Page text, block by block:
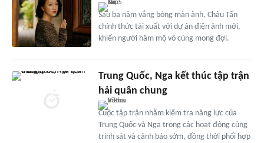
Sau ba năm vắng bóng màn ảnh, Châu Tấn
chính thức tái xuất với dự án điện ảnh mới,
khiến người hâm mộ vô cùng mong đợi.
Trung Quốc, Nga kết thúc tập trận
hải quân chung
Cuộc tập trận nhằm kiểm tra năng lực của
Trung Quốc và Nga trong các hoạt động cùng
trinh sát và cảnh báo sớm, đồng thời phối hợp